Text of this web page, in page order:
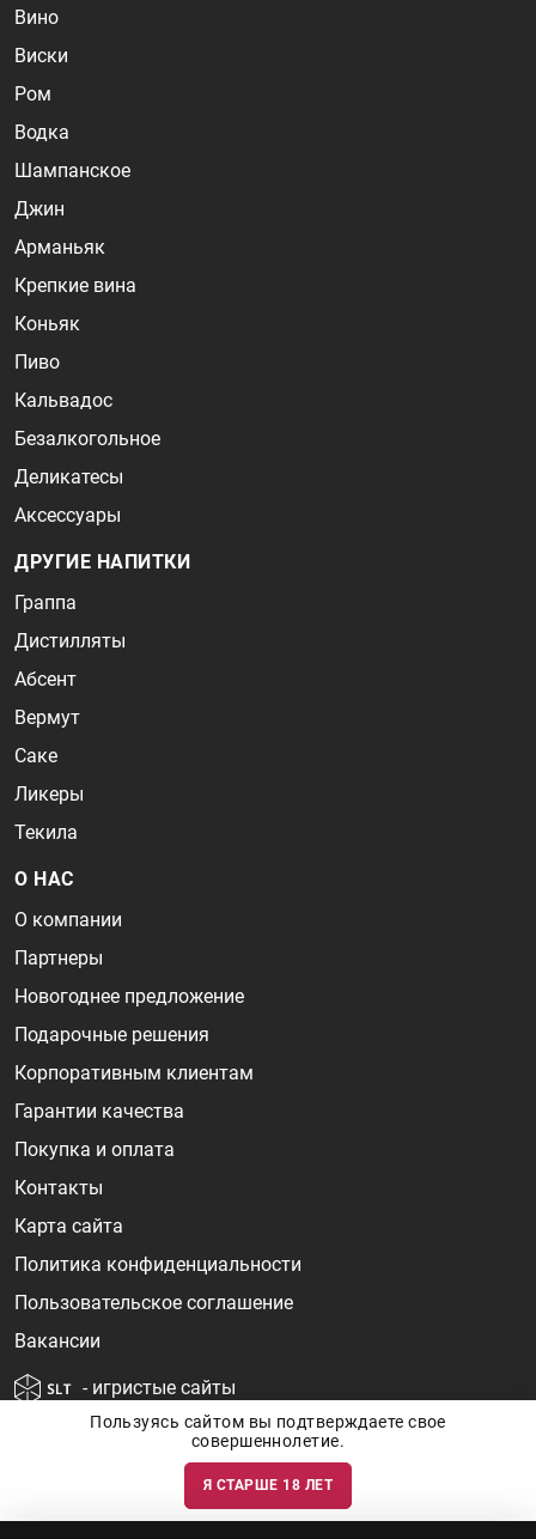
Вино
Виски
Ром
Водка
Шампанское
Джин
Арманьяк
Крепкие вина
Коньяк
Пиво
Кальвадос
Безалкогольное
Деликатесы
Аксессуары
ДРУГИЕ НАПИТКИ
Граппа
Дистилляты
Абсент
Вермут
Саке
Ликеры
Текила
О НАС
О компании
Партнеры
Новогоднее предложение
Подарочные решения
Корпоративным клиентам
Гарантии качества
Покупка и оплата
Контакты
Карта сайта
Политика конфиденциальности
Пользовательское соглашение
Вакансии
- игристые сайты
Информация о ценах и наличии товаров носит ознакомительный
характер и может быть не точной. Цены на импортные товары особенно
Пользуясь сайтом вы подтверждаете свое
совершеннолетие.
Я СТАРШЕ 18 ЛЕТ